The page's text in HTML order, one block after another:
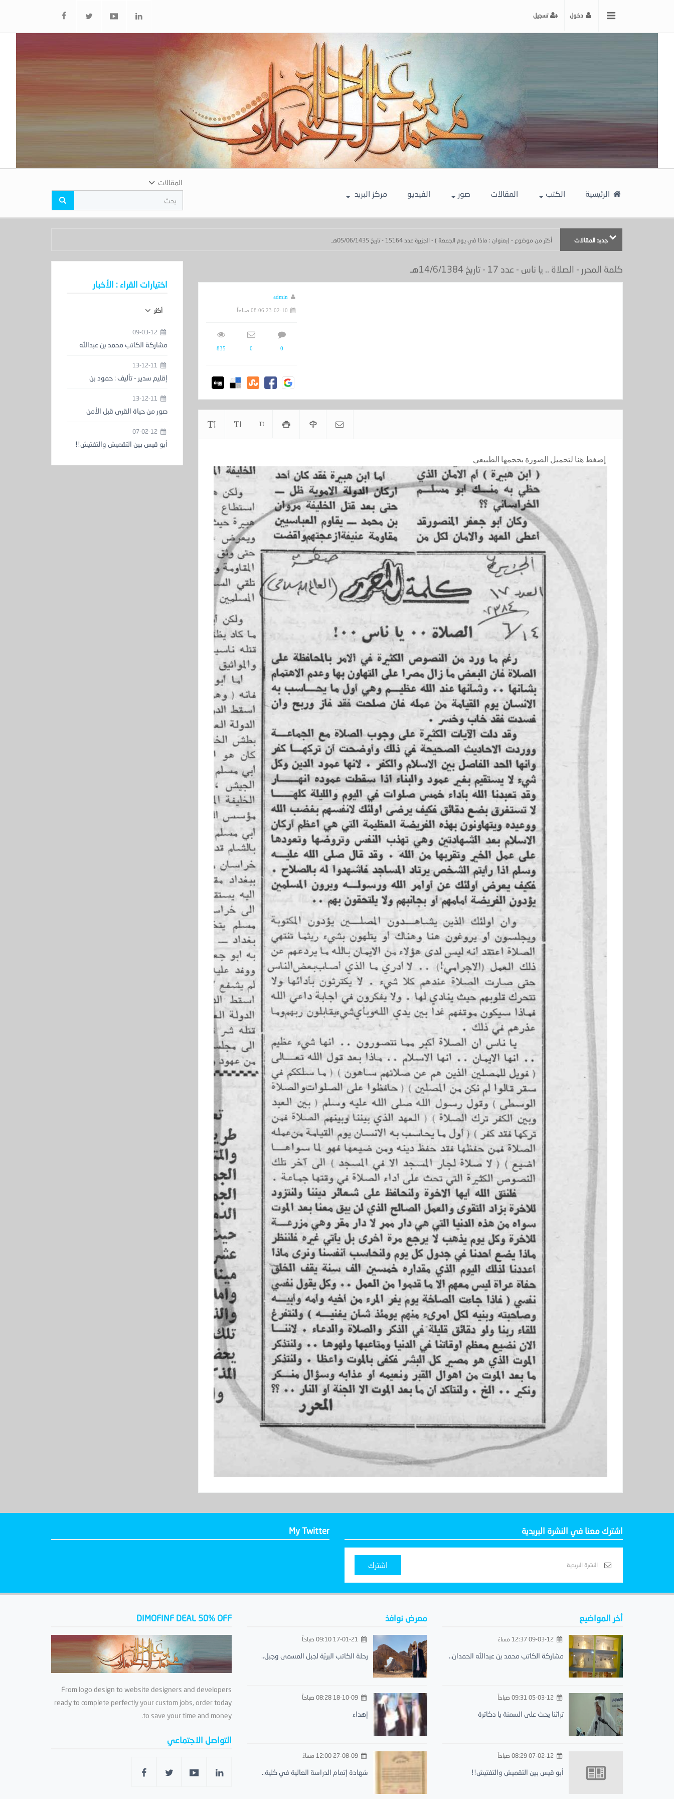
دخول تسجيل
الرئيسية الكتب المقالات صور الفيديو مركز البريد
المقالات
جديد المقالات أكثر من موضوع - (بعنوان : ماذا في يوم الجمعة ) - الجزيرة عدد 15164 - تاريخ 05/06/1435هـ
كلمة المحرر - الصلاة .. يا ناس - عدد 17 - تاريخ 14/6/1384هـ
admin
23-02-10 08:06 صباحاً
0
0
835
إضغط هنا لتحميل الصورة بحجمها الطبيعي
اختيارات القراء : الأخبار
أكثر
09-03-12
مشاركة الكاتب محمد بن عبدالله
إقليم سدير - تأليف : حمود بن
صور من حياة القرى قبل الأمن
07-02-12
أبو قيس بين التقميش والتفتيش!!
اشترك معنا في النشرة البريدية
اشترك
My Twitter
أخر المواضيع
مشاركة الكاتب محمد بن عبدالله الحمدان..
تراثنا يحث على السمنة يا دكاترة
أبو قيس بين التقميش والتفتيش!!
معرض نوافذ
رحلة الكاتب البريّة لجبل المسمى وجبل..
إهداء
شهادة إتمام الدراسة العالية في كلية..
DIMOFINF DEAL 50% OFF
From logo design to website designers and developers
ready to complete perfectly your custom jobs, order today
to save your time and money.
التواصل الاجتماعي